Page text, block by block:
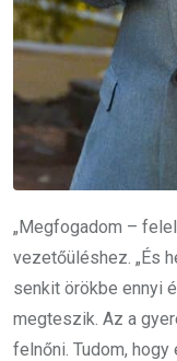
„Megfogadom –
vezetőüléshez. „És
senkit örökbe ennyi
megteszik. Az a
felnőni. Tudom,